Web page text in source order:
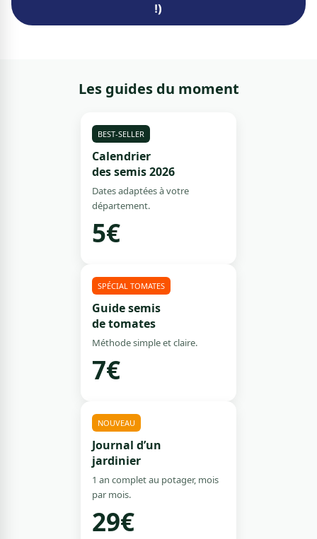
!)
Les guides du moment
BEST-SELLER
Calendrier
des semis 2026
Dates adaptées à votre
département.
5€
SPÉCIAL TOMATES
Guide semis
de tomates
Méthode simple et claire.
7€
NOUVEAU
Journal d’un
jardinier
1 an complet au potager, mois
par mois.
29€